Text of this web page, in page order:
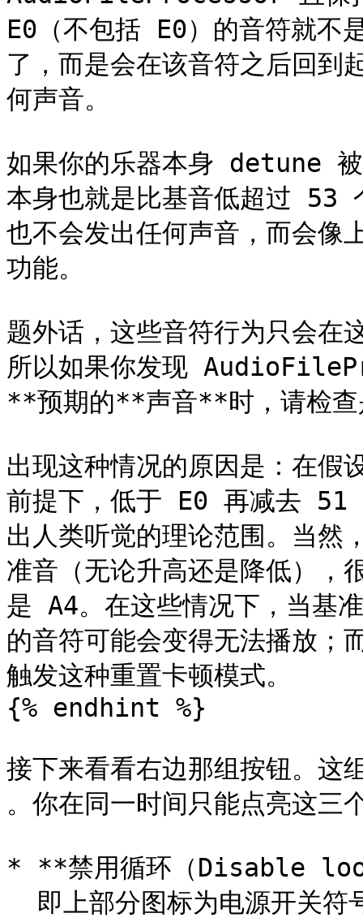
E0（不包括 E0）的音符就不
了，而是会在该音符之后回到
何声音。
如果你的乐器本身 detune
本身也就是比基音低超过 53
也不会发出任何声音，而会像
功能。
题外话，这些音符行为只会在
所以如果你发现
**预期的**声音**时，请检查
出现这种情况的原因是：在
前提下，低于 E0 再减去 51
出人类听觉的理论范围。当然
准音（无论升高还是降低），
是 A4。在这些情况下，当基
的音符可能会变得无法播放；
触发这种重置卡顿模式。
{% endhint %}
接下来看看右边那组按钮。
。你在同一时间只能点亮这三
* **禁用循环（Disable